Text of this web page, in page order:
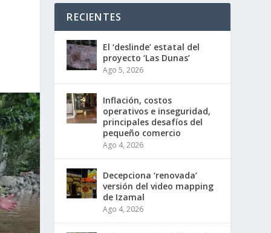
RECIENTES
El ‘deslinde’ estatal del
proyecto ‘Las Dunas’
Ago 5, 2026
Inflación, costos
operativos e inseguridad,
principales desafíos del
pequeño comercio
Ago 4, 2026
Decepciona ‘renovada’
versión del video mapping
de Izamal
Ago 4, 2026